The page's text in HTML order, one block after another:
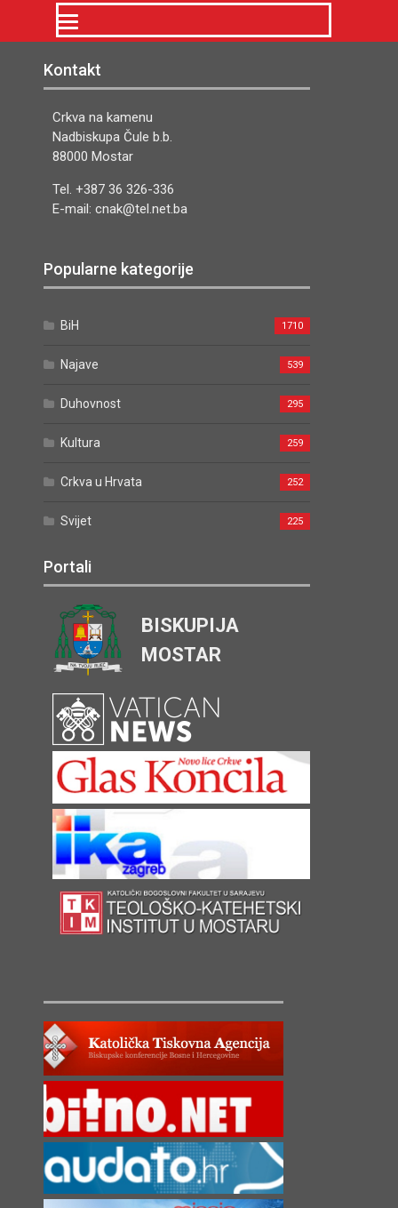
Kontakt
Crkva na kamenu
Nadbiskupa Čule b.b.
88000 Mostar
Tel. +387 36 326-336
E-mail: cnak@tel.net.ba
Popularne kategorije
BiH 1710
Najave 539
Duhovnost 295
Kultura 259
Crkva u Hrvata 252
Svijet 225
Portali
BISKUPIJA
MOSTAR